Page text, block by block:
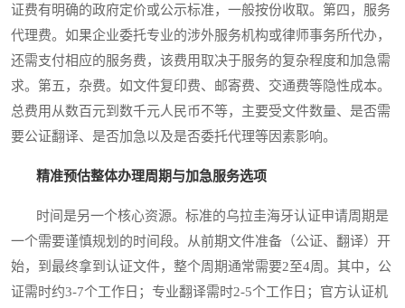
证费有明确的政府定价或公示标准，一般按份收取。第四，服务
代理费。如果企业委托专业的涉外服务机构或律师事务所代办，
还需支付相应的服务费，该费用取决于服务的复杂程度和加急需
求。第五，杂费。如文件复印费、邮寄费、交通费等隐性成本。
总费用从数百元到数千元人民币不等，主要受文件数量、是否需
要公证翻译、是否加急以及是否委托代理等因素影响。
精准预估整体办理周期与加急服务选项
时间是另一个核心资源。标准的乌拉圭海牙认证申请周期是
一个需要谨慎规划的时间段。从前期文件准备（公证、翻译）开
始，到最终拿到认证文件，整个周期通常需要2至4周。其中，公
证需时约3-7个工作日；专业翻译需时2-5个工作日；官方认证机